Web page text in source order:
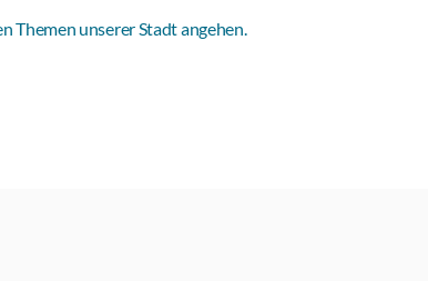
Themen unserer Stadt angehen.